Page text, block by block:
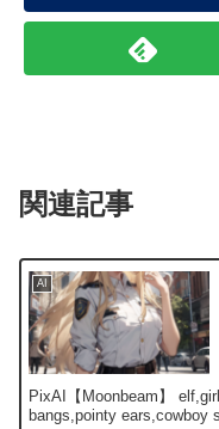
関連記事
AI
PixAI【Moonbeam】
bangs,pointy ears,cowboy